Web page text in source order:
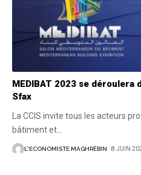
MEDIBAT 2023 se déroulera
Sfax
La CCIS invite tous les acteurs
bâtiment et
L'ECONOMISTE MAGHRÉBIN 8 JUIN